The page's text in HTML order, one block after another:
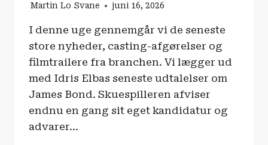
Martin Lo Svane juni 16, 2026
I denne uge gennemgår vi de seneste
store nyheder, casting-afgørelser og
filmtrailere fra branchen. Vi lægger ud
med Idris Elbas seneste udtalelser om
James Bond. Skuespilleren afviser
endnu en gang sit eget kandidatur og
advarer…